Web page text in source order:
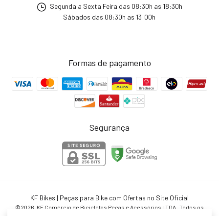
Segunda a Sexta Feira das 08:30h as 18:30h
Sábados das 08:30h as 13:00h
Formas de pagamento
Segurança
KF Bikes | Peças para Bike com Ofertas no Site Oficial
©2026. KF Comércio de Bicicletas Peças e Acessórios LTDA . Todos os